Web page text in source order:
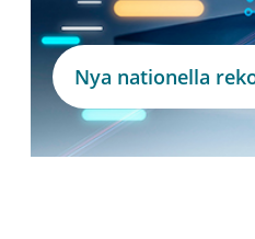
Nya nationella